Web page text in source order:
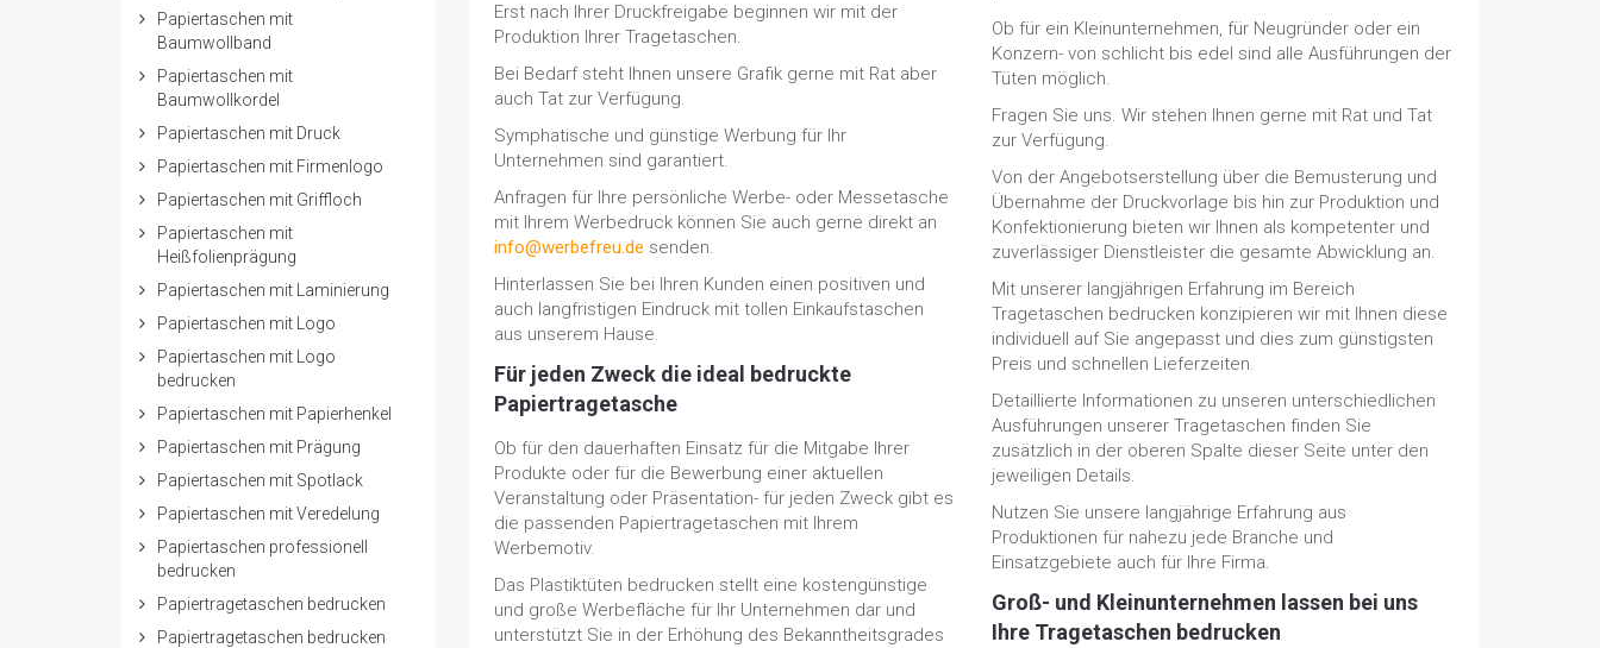
Erst nach Ihrer Druckfreigabe beginnen wir mit der
Produktion Ihrer Tragetaschen.
Bei Bedarf steht Ihnen unsere Grafik gerne mit Rat aber
auch Tat zur Verfügung.
Symphatische und günstige Werbung für Ihr
Unternehmen sind garantiert.
Anfragen für Ihre persönliche Werbe- oder Messetasche
mit Ihrem Werbedruck können Sie auch gerne direkt an
info@werbefreu.de senden.
Hinterlassen Sie bei Ihren Kunden einen positiven und
auch langfristigen Eindruck mit tollen Einkaufstaschen
aus unserem Hause.
Für jeden Zweck die ideal bedruckte
Papiertragetasche
Ob für den dauerhaften Einsatz für die Mitgabe Ihrer
Produkte oder für die Bewerbung einer aktuellen
Veranstaltung oder Präsentation- für jeden Zweck gibt es
die passenden Papiertragetaschen mit Ihrem
Werbemotiv.
Das Plastiktüten bedrucken stellt eine kostengünstige
und große Werbefläche für Ihr Unternehmen dar und
unterstützt Sie in der Erhöhung des Bekanntheitsgrades
Ob für ein Kleinunternehmen, für Neugründer oder ein
Konzern- von schlicht bis edel sind alle Ausführungen der
Tüten möglich.
Fragen Sie uns. Wir stehen Ihnen gerne mit Rat und Tat
zur Verfügung.
Von der Angebotserstellung über die Bemusterung und
Übernahme der Druckvorlage bis hin zur Produktion und
Konfektionierung bieten wir Ihnen als kompetenter und
zuverlässiger Dienstleister die gesamte Abwicklung an.
Mit unserer langjährigen Erfahrung im Bereich
Tragetaschen bedrucken konzipieren wir mit Ihnen diese
individuell auf Sie angepasst und dies zum günstigsten
Preis und schnellen Lieferzeiten.
Detaillierte Informationen zu unseren unterschiedlichen
Ausführungen unserer Tragetaschen finden Sie
zusätzlich in der oberen Spalte dieser Seite unter den
jeweiligen Details.
Nutzen Sie unsere langjährige Erfahrung aus
Produktionen für nahezu jede Branche und
Einsatzgebiete auch für Ihre Firma.
Groß- und Kleinunternehmen lassen bei uns
Ihre Tragetaschen bedrucken
Papiertaschen mit
Baumwollband
Papiertaschen mit
Baumwollkordel
Papiertaschen mit Druck
Papiertaschen mit Firmenlogo
Papiertaschen mit Griffloch
Papiertaschen mit
Heißfolienprägung
Papiertaschen mit Laminierung
Papiertaschen mit Logo
Papiertaschen mit Logo
bedrucken
Papiertaschen mit Papierhenkel
Papiertaschen mit Prägung
Papiertaschen mit Spotlack
Papiertaschen mit Veredelung
Papiertaschen professionell
bedrucken
Papiertragetaschen bedrucken
Papiertragetaschen bedrucken